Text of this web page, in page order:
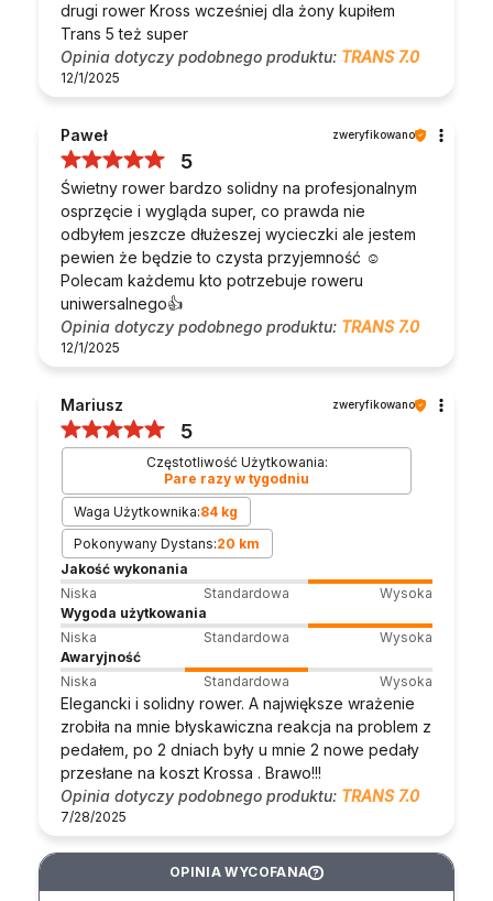
drugi rower Kross wcześniej dla żony kupiłem
Trans 5 też super
Opinia dotyczy podobnego produktu: TRANS 7.0
12/1/2025
Paweł zweryfikowano
5
Świetny rower bardzo solidny na profesjonalnym
osprzęcie i wygląda super, co prawda nie
odbyłem jeszcze dłużeszej wycieczki ale jestem
pewien że będzie to czysta przyjemność ☺️
Polecam każdemu kto potrzebuje roweru
uniwersalnego👍
Opinia dotyczy podobnego produktu: TRANS 7.0
12/1/2025
Mariusz zweryfikowano
5
Częstotliwość Użytkowania:
Pare razy w tygodniu
Waga Użytkownika:84 kg
Pokonywany Dystans:20 km
Jakość wykonania
Niska
Standardowa
Wysoka
Wygoda użytkowania
Niska
Standardowa
Wysoka
Awaryjność
Niska
Standardowa Wysoka
Elegancki i solidny rower. A największe wrażenie
zrobiła na mnie błyskawiczna reakcja na problem z
pedałem, po 2 dniach były u mnie 2 nowe pedały
przesłane na koszt Krossa . Brawo!!!
Opinia dotyczy podobnego produktu: TRANS 7.0
7/28/2025
OPINIA WYCOFANA ?